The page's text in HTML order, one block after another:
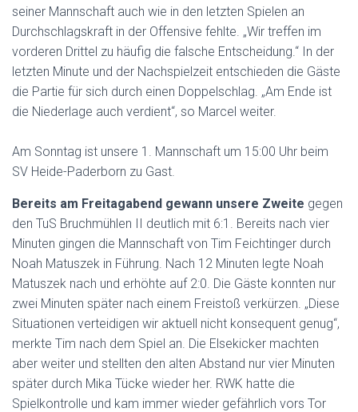
seiner Mannschaft auch wie in den letzten Spielen an
Durchschlagskraft in der Offensive fehlte. „Wir treffen im
vorderen Drittel zu häufig die falsche Entscheidung.“ In der
letzten Minute und der Nachspielzeit entschieden die Gäste
die Partie für sich durch einen Doppelschlag. „Am Ende ist
die Niederlage auch verdient“, so Marcel weiter.
Am Sonntag ist unsere 1. Mannschaft um 15:00 Uhr beim
SV Heide-Paderborn zu Gast.
Bereits am Freitagabend gewann unsere Zweite gegen
den TuS Bruchmühlen II deutlich mit 6:1. Bereits nach vier
Minuten gingen die Mannschaft von Tim Feichtinger durch
Noah Matuszek in Führung. Nach 12 Minuten legte Noah
Matuszek nach und erhöhte auf 2:0. Die Gäste konnten nur
zwei Minuten später nach einem Freistoß verkürzen. „Diese
Situationen verteidigen wir aktuell nicht konsequent genug“,
merkte Tim nach dem Spiel an. Die Elsekicker machten
aber weiter und stellten den alten Abstand nur vier Minuten
später durch Mika Tücke wieder her. RWK hatte die
Spielkontrolle und kam immer wieder gefährlich vors Tor